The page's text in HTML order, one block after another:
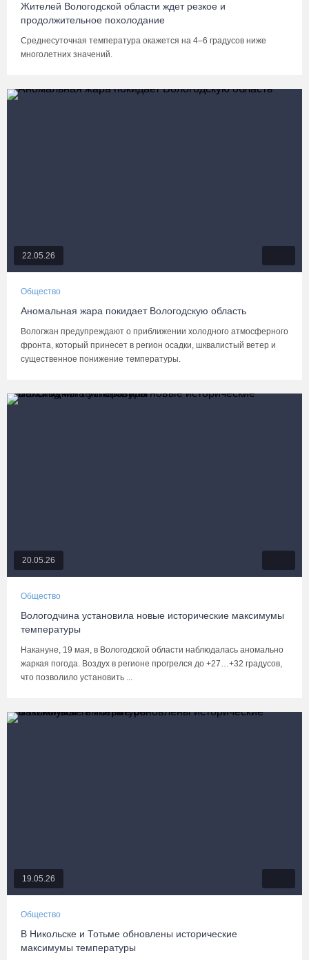
Жителей Вологодской области ждет резкое и
продолжительное похолодание
Среднесуточная температура окажется на 4–6 градусов ниже
многолетних значений.
22.05.26
Общество
Аномальная жара покидает Вологодскую область
Вологжан предупреждают о приближении холодного атмосферного
фронта, который принесет в регион осадки, шквалистый ветер и
существенное понижение температуры.
20.05.26
Общество
Вологодчина установила новые исторические максимумы
температуры
Накануне, 19 мая, в Вологодской области наблюдалась аномально
жаркая погода. Воздух в регионе прогрелся до +27…+32 градусов,
что позволило установить ...
19.05.26
Общество
В Никольске и Тотьме обновлены исторические
максимумы температуры